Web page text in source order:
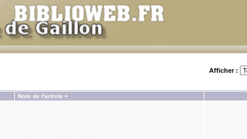
Afficher :
Nom de l'article +